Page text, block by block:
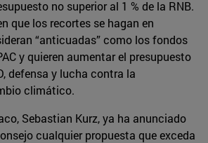
no superior al 1 % de la RNB.
que los recortes se hagan en
“anticuadas” como los fondos
y quieren aumentar el presupuesto
defensa y lucha contra la
climático.
Sebastian Kurz, ya ha anunciado
cualquier propuesta que exceda